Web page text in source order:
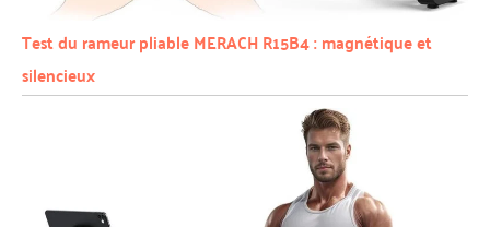
Test du rameur pliable MERACH R15B4 : magnétique et
silencieux